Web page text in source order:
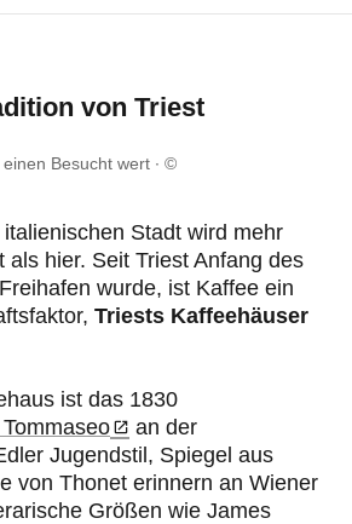
. Die Natur beginnt zu blühen
und August ist das Wetter
der Stadt zu genießen. Wer
oder Tagesausflüge in die
lieber
Museen, Galerien,
kann.
von Triest
Besucht wert
©
Stadt wird mehr
als hier. Seit Triest Anfang des
wurde, ist Kaffee ein
Triests Kaffeehäuser
ist das 1830
an der
Jugendstil, Spiegel aus
von Thonet erinnern an Wiener
Größen wie James